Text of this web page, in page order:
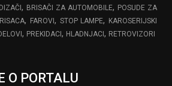
, BRISAČI ZA AUTOMOBILE, POSUDE ZA
, FAROVI, STOP LAMPE,
KAROSERIJSKI
, PREKIDACI , HLADNJACI , RETROVIZORI
O PORTALU